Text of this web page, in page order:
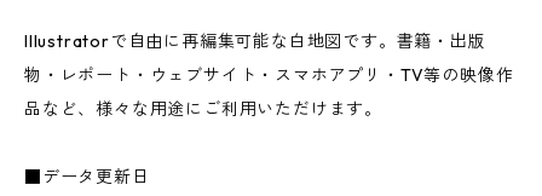
Illustratorで自由に再編集可能な白地図です。書籍・出版
物・レポート・ウェブサイト・スマホアプリ・TV等の映像作
品など、様々な用途にご利用いただけます。
■データ更新日